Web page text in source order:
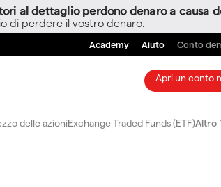
al dettaglio perdono denaro a causa
di perdere il vostro denaro.
Academy Aiuto Conto
Apri un conto
delle azioniExchange Traded Funds (ETF)Altro